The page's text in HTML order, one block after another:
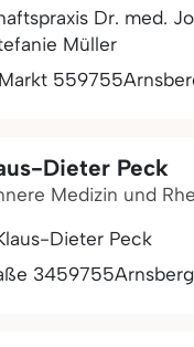
Dr. med.
Müller
559755
Dieter Peck
Medizin und
Dieter Peck
3459755Arnsberg